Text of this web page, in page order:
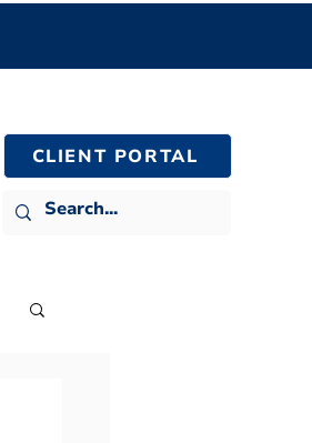
CLIENT PORTAL